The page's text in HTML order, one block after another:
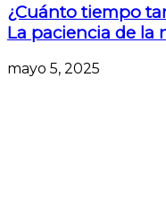
¿Cuánto tiempo
La paciencia de la
mayo 5, 2025